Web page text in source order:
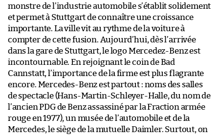
monstre de l’industrie automobile s’établit solidement
et permet à Stuttgart de connaître une croissance
importante. La ville vit au rythme de la voiture à
compter de cette fusion. Aujourd’hui, dès l’arrivée
dans la gare de Stuttgart, le logo Mercedez-Benz est
incontournable. En rejoignant le coin de Bad
Cannstatt, l’importance de la firme est plus flagrante
encore. Mercedes-Benz est partout : noms des salles
de spectacle (Hans-Martin-Schleyer-Halle, du nom de
l’ancien PDG de Benz assassiné par la Fraction armée
rouge en 1977), un musée de l’automobile et de la
Mercedes, le siège de la mutuelle Daimler. Surtout, on